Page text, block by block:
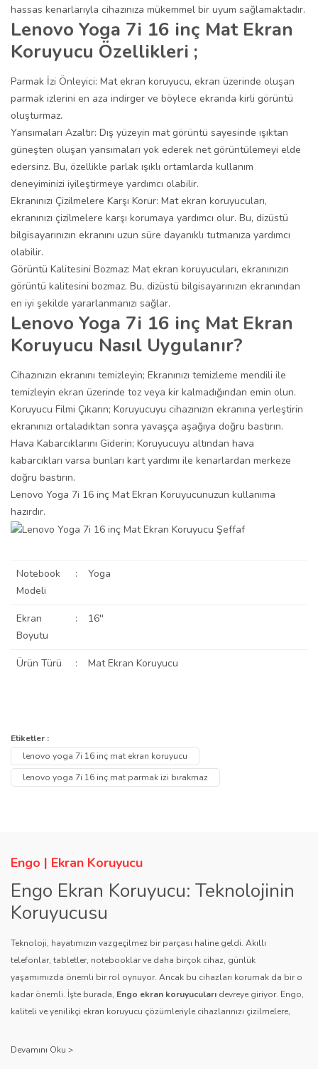
hassas kenarlarıyla cihazınıza mükemmel bir uyum sağlamaktadır.
Lenovo Yoga 7i 16 inç Mat Ekran
Koruyucu Özellikleri ;
Parmak İzi Önleyici: Mat ekran koruyucu, ekran üzerinde oluşan
parmak izlerini en aza indirger ve böylece ekranda kirli görüntü
oluşturmaz.
Yansımaları Azaltır: Dış yüzeyin mat görüntü sayesinde ışıktan
güneşten oluşan yansımaları yok ederek net görüntülemeyi elde
edersinz. Bu, özellikle parlak ışıklı ortamlarda kullanım
deneyiminizi iyileştirmeye yardımcı olabilir.
Ekranınızı Çizilmelere Karşı Korur: Mat ekran koruyucuları,
ekranınızı çizilmelere karşı korumaya yardımcı olur. Bu, dizüstü
bilgisayarınızın ekranını uzun süre dayanıklı tutmanıza yardımcı
olabilir.
Görüntü Kalitesini Bozmaz: Mat ekran koruyucuları, ekranınızın
görüntü kalitesini bozmaz. Bu, dizüstü bilgisayarınızın ekranından
en iyi şekilde yararlanmanızı sağlar.
Lenovo Yoga 7i 16 inç Mat Ekran
Koruyucu Nasıl Uygulanır?
Cihazınızın ekranını temizleyin; Ekranınızı temizleme mendili ile
temizleyin ekran üzerinde toz veya kir kalmadığından emin olun.
Koruyucu Filmi Çıkarın; Koruyucuyu cihazınızın ekranına yerleştirin
ekranınızı ortaladıktan sonra yavaşça aşağıya doğru bastırın.
Hava Kabarcıklarını Giderin; Koruyucuyu altından hava
kabarcıkları varsa bunları kart yardımı ile kenarlardan merkeze
doğru bastırın.
Lenovo Yoga 7i 16 inç Mat Ekran Koruyucunuzun kullanıma
hazırdır.
Notebook
Modeli
: Yoga
Ekran
Boyutu
: 16''
Ürün Türü : Mat Ekran Koruyucu
Yorum Yaz
konularda yetersiz gördüğünüz noktaları öneri formunu kullanarak
tarafımıza iletebilirsiniz.
Görüş ve önerileriniz için teşekkür ederiz.
Bu ürüne benzer farklı alternatifler olmalı.
Gönder
Soru Sor
Etiketler :
lenovo yoga 7i 16 inç mat ekran koruyucu
lenovo yoga 7i 16 inç mat parmak izi bırakmaz
Engo | Ekran Koruyucu
Engo Ekran Koruyucu: Teknolojinin
Koruyucusu
Teknoloji, hayatımızın vazgeçilmez bir parçası haline geldi. Akıllı
telefonlar, tabletler, notebooklar ve daha birçok cihaz, günlük
yaşamımızda önemli bir rol oynuyor. Ancak bu cihazları korumak da bir o
kadar önemli. İşte burada, Engo ekran koruyucuları devreye giriyor. Engo,
kaliteli ve yenilikçi ekran koruyucu çözümleriyle cihazlarınızı çizilmelere,
sağlıyor.